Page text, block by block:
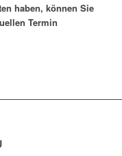
haben, können Sie
Termin